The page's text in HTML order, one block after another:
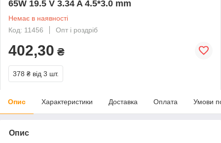
65W 19.5 V 3.34 A 4.5*3.0 mm
Немає в наявності
Код: 11456
Опт і роздріб
402,30 ₴
378 ₴ від 3 шт.
Опис Характеристики Доставка Оплата Умови
Опис